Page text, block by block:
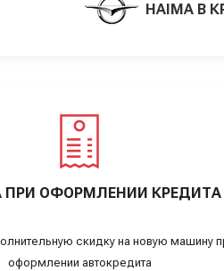
HAIMA В
ПРИ ОФОРМЛЕНИИ КРЕДИТА
скидку на новую машину
оформлении автокредита